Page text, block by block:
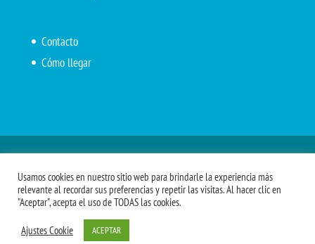
Contacto
Cómo llegar
Menús Grupos 2023 Menú APV Encarga tu almuerzo
Comidas APM
Usamos cookies en nuestro sitio web para brindarle la experiencia más
relevante al recordar sus preferencias y repetir las visitas. Al hacer clic en
"Aceptar", acepta el uso de TODAS las cookies.
Ajustes Cookie ACEPTAR